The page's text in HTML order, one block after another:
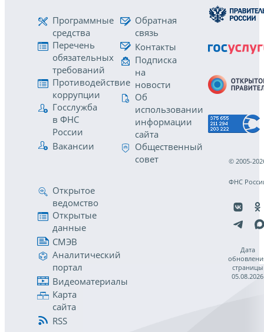
Программные
средства
Перечень
обязательных
требований
Противодействие
коррупции
Госслужба
в ФНС
России
Вакансии
Обратная
связь
Контакты
Подписка
на
новости
Об
использовании
информации
сайта
Общественный
совет
Открытое
ведомство
Открытые
данные
СМЭВ
Аналитический
портал
Видеоматериалы
Карта
сайта
RSS
© 2005-
ФНС
Дата
страницы
05.08.2026